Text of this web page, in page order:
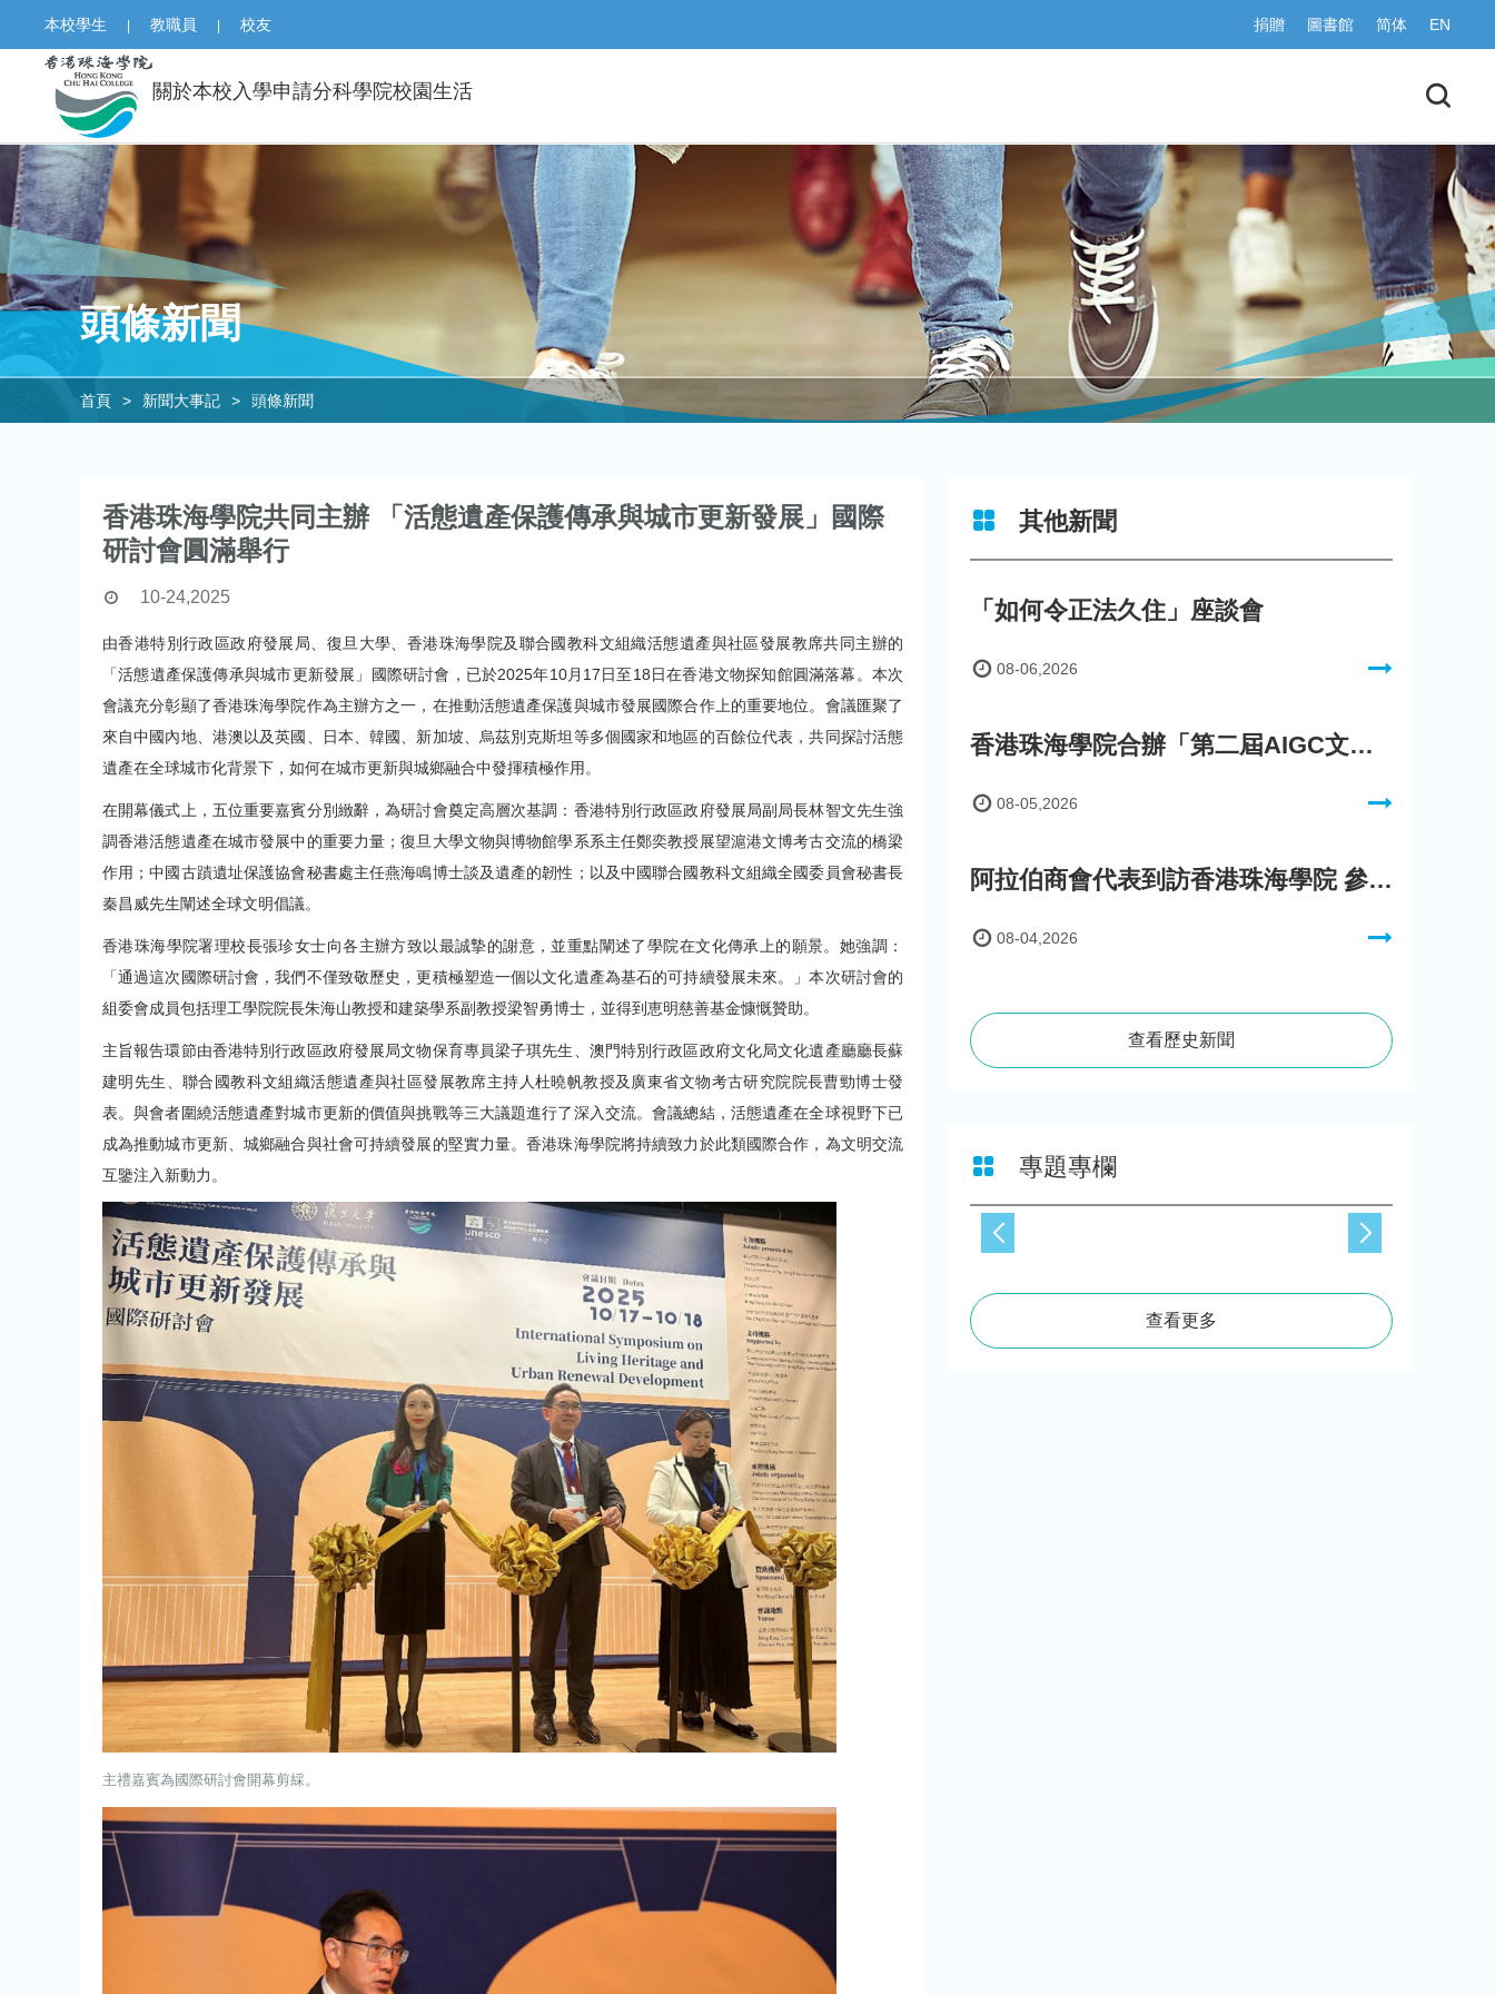
本校學生 | 教職員 | 校友 捐贈 圖書館 简体 EN
關於本校入學申請分科學院校園生活
頭條新聞
首頁 > 新聞大事記 > 頭條新聞
香港珠海學院共同主辦 「活態遺產保護傳承與城市更新發展」國際
研討會圓滿舉行
10-24,2025
由香港特別行政區政府發展局、復旦大學、香港珠海學院及聯合國教科文組織活態遺產與社區發展教席共同主辦的
「活態遺產保護傳承與城市更新發展」國際研討會，已於2025年10月17日至18日在香港文物探知館圓滿落幕。本次
會議充分彰顯了香港珠海學院作為主辦方之一，在推動活態遺產保護與城市發展國際合作上的重要地位。會議匯聚了
來自中國內地、港澳以及英國、日本、韓國、新加坡、烏茲別克斯坦等多個國家和地區的百餘位代表，共同探討活態
遺產在全球城市化背景下，如何在城市更新與城鄉融合中發揮積極作用。
在開幕儀式上，五位重要嘉賓分別緻辭，為研討會奠定高層次基調：香港特別行政區政府發展局副局長林智文先生強
調香港活態遺產在城市發展中的重要力量；復旦大學文物與博物館學系系主任鄭奕教授展望滬港文博考古交流的橋梁
作用；中國古蹟遺址保護協會秘書處主任燕海鳴博士談及遺產的韌性；以及中國聯合國教科文組織全國委員會秘書長
秦昌威先生闡述全球文明倡議。
香港珠海學院署理校長張珍女士向各主辦方致以最誠摯的謝意，並重點闡述了學院在文化傳承上的願景。她強調：
「通過這次國際研討會，我們不僅致敬歷史，更積極塑造一個以文化遺產為基石的可持續發展未來。」本次研討會的
組委會成員包括理工學院院長朱海山教授和建築學系副教授梁智勇博士，並得到恵明慈善基金慷慨贊助。
主旨報告環節由香港特別行政區政府發展局文物保育專員梁子琪先生、澳門特別行政區政府文化局文化遺產廳廳長蘇
建明先生、聯合國教科文組織活態遺產與社區發展教席主持人杜曉帆教授及廣東省文物考古研究院院長曹勁博士發
表。與會者圍繞活態遺產對城市更新的價值與挑戰等三大議題進行了深入交流。會議總結，活態遺產在全球視野下已
成為推動城市更新、城鄉融合與社會可持續發展的堅實力量。香港珠海學院將持續致力於此類國際合作，為文明交流
互鑒注入新動力。
主禮嘉賓為國際研討會開幕剪綵。
其他新聞
「如何令正法久住」座談會
08-06,2026
香港珠海學院合辦「第二屆AIGC文化數字內容創作比賽」
08-05,2026
阿拉伯商會代表到訪香港珠海學院 參與「一帶一路」政策圓桌會議
08-04,2026
查看歷史新聞
專題專欄
查看更多